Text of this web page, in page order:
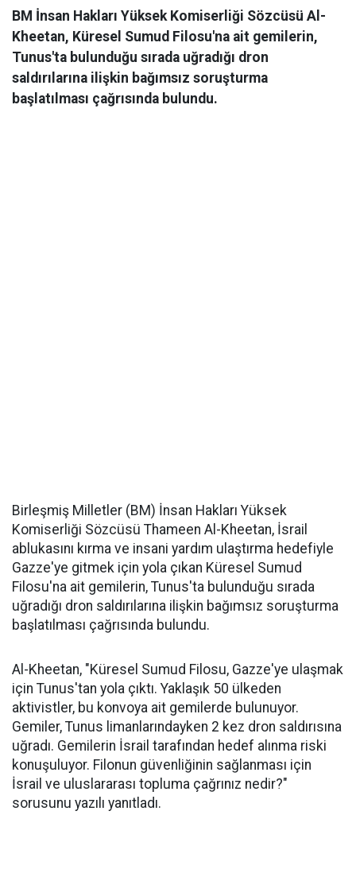
BM İnsan Hakları Yüksek Komiserliği Sözcüsü Al-
Kheetan, Küresel Sumud Filosu'na ait gemilerin,
Tunus'ta bulunduğu sırada uğradığı dron
saldırılarına ilişkin bağımsız soruşturma
başlatılması çağrısında bulundu.
Birleşmiş Milletler (BM) İnsan Hakları Yüksek
Komiserliği Sözcüsü Thameen Al-Kheetan, İsrail
ablukasını kırma ve insani yardım ulaştırma hedefiyle
Gazze'ye gitmek için yola çıkan Küresel Sumud
Filosu'na ait gemilerin, Tunus'ta bulunduğu sırada
uğradığı dron saldırılarına ilişkin bağımsız soruşturma
başlatılması çağrısında bulundu.
Al-Kheetan, "Küresel Sumud Filosu, Gazze'ye ulaşmak
için Tunus'tan yola çıktı. Yaklaşık 50 ülkeden
aktivistler, bu konvoya ait gemilerde bulunuyor.
Gemiler, Tunus limanlarındayken 2 kez dron saldırısına
uğradı. Gemilerin İsrail tarafından hedef alınma riski
konuşuluyor. Filonun güvenliğinin sağlanması için
İsrail ve uluslararası topluma çağrınız nedir?"
sorusunu yazılı yanıtladı.